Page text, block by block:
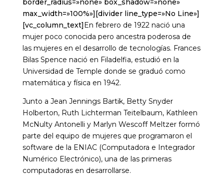
border_radius=»none» box_shadow=»none»
max_width=»100%»][divider line_type=»No Line»]
[vc_column_text] En febrero de 1922 nació una
mujer poco conocida pero ancestra poderosa de
las mujeres en el desarrollo de tecnologías. Frances
Bilas Spence nació en Filadelfia, estudió en la
Universidad de Temple donde se graduó como
matemática y física en 1942.
Junto a Jean Jennings Bartik, Betty Snyder
Holberton, Ruth Lichterman Teitelbaum, Kathleen
McNulty Antonelli y Marlyn Wescoff Meltzer formó
parte del equipo de mujeres que programaron el
software de la ENIAC (Computadora e Integrador
Numérico Electrónico), una de las primeras
computadoras en desarrollarse.